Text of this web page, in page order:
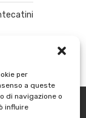
per
a queste
di navigazione o
influire